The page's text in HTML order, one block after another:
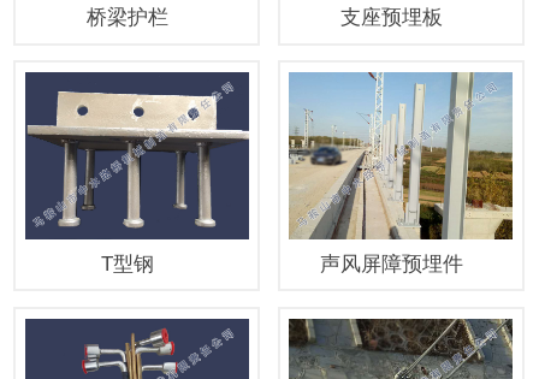
桥梁护栏 支座预埋板
T型钢 声风屏障预埋件